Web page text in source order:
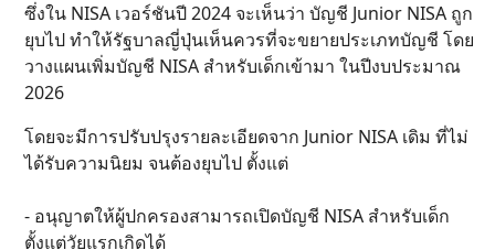
ซึ่งใน NISA เวอร์ชันปี 2024 จะเห็นว่า บัญชี Junior NISA ถูก
ยุบไป ทำให้รัฐบาลญี่ปุ่นเห็นควรที่จะขยายประเภทบัญชี โดย
วางแผนเพิ่มบัญชี NISA สำหรับเด็กเข้ามา ในปีงบประมาณ
2026
โดยจะมีการปรับปรุงรายละเอียดจาก Junior NISA เดิม ที่ไม่
ได้รับความนิยม จนต้องยุบไป ตั้งแต่
- อนุญาตให้ผู้ปกครองสามารถเปิดบัญชี NISA สำหรับเด็ก
ตั้งแต่วัยแรกเกิดได้